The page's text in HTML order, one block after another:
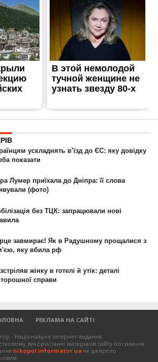
РЕКЛАМА НА САЙТІ
- Національне інтернет-видання.
використанні матеріалів сайту посилання
nikopol.informator.ua як джерело